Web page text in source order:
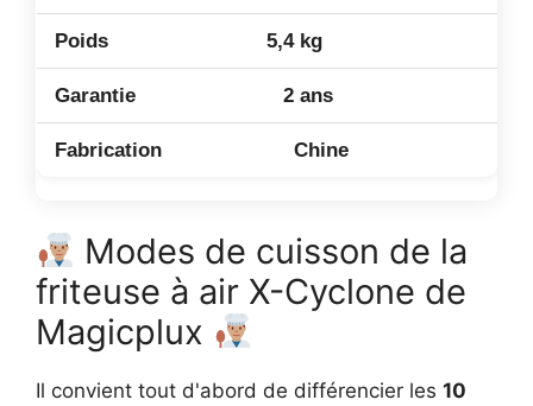
5,4 kg
2 ans
Chine
Modes de cuisson de la
friteuse à air X-Cyclone de
Magicplux
Il convient tout d'abord de différencier les 10